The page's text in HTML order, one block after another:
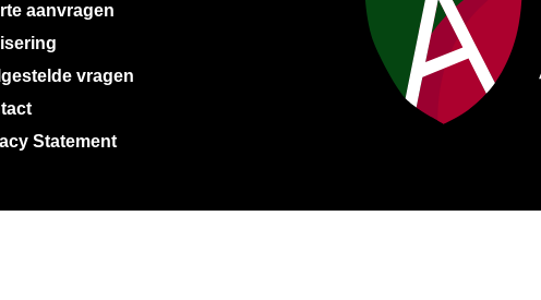
aanvragen
vragen
Statement